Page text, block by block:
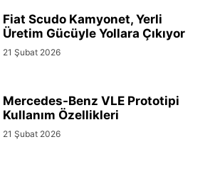
Fiat Scudo Kamyonet, Yerli
Üretim Gücüyle Yollara Çıkıyor
21 Şubat 2026
Mercedes-Benz VLE Prototipi
Kullanım Özellikleri
21 Şubat 2026